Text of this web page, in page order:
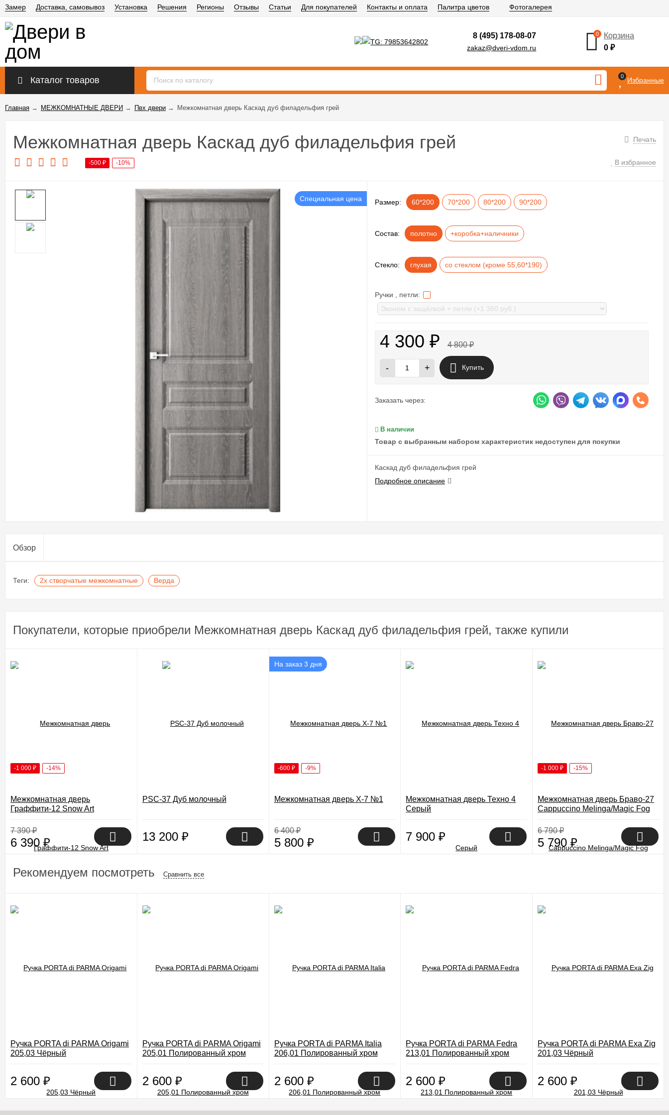
Замер Доставка, самовывоз Установка Решения Регионы Отзывы Статьи Для покупателей Контакты и оплата Палитра цветов Фотогалерея
8 (495) 178-08-07
zakaz@dveri-vdom.ru
0
Корзина
0₽
Каталог товаров 0 Избранные
Главная → МЕЖКОМНАТНЫЕ ДВЕРИ → Пвх двери → Межкомнатная дверь Каскад дуб филадельфия грей
Печать
Межкомнатная дверь Каскад дуб филадельфия грей
-500 ₽ -10% В избранное
Специальная цена Размер: 60*200 70*200 80*200 90*200
Состав: полотно +коробка+наличники
Стекло: глухая со стеклом (кроме 55,60*190)
Ручки , петли:
4 300₽ 4 800₽
- + Купить
Заказать через:
В наличии
Товар с выбранным набором характеристик недоступен для покупки
Каскад дуб филадельфия грей
Подробное описание
Обзор
Теги: 2х створчатые межкомнатные Верда
Покупатели, которые приобрели Межкомнатная дверь Каскад дуб филадельфия грей, также купили
-1 000 ₽ -14%
Межкомнатная дверь
Граффити-12 Snow Art
7 390₽
6 390 ₽
PSC-37 Дуб молочный
13 200 ₽
На заказ 3 дня
-600 ₽ -9%
Межкомнатная дверь X-7 №1
6 400₽
5 800 ₽
Межкомнатная дверь Техно 4
Серый
7 900₽
-1 000₽ -15%
Межкомнатная дверь Браво-27
Cappuccino Melinga/Magic Fog
6 790₽
5 790₽
Рекомендуем посмотреть Сравнить все
Ручка PORTA di PARMA Origami
205,03 Чёрный
2 600 ₽
Ручка PORTA di PARMA Origami
205,01 Полированный хром
2 600 ₽
Ручка PORTA di PARMA Italia
206,01 Полированный хром
2 600 ₽
Ручка PORTA di PARMA Fedra
213,01 Полированный хром
2 600₽
Ручка PORTA di PARMA Exa Zig
201,03 Чёрный
2 600₽